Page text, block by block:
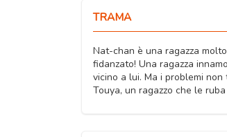
TRAMA
Nat-chan è una ragazza
fidanzato! Una ragazza
vicino a lui. Ma i problemi
Touya, un ragazzo che le